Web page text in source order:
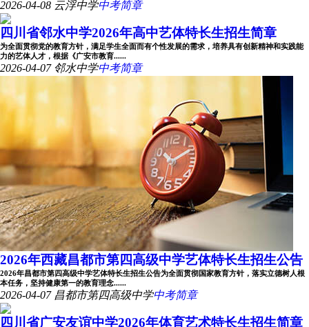
2026-04-08 云浮中学中考简章
四川省邻水中学2026年高中艺体特长生招生简章
为全面贯彻党的教育方针，满足学生全面而有个性发展的需求，培养具有创新精神和实践能
力的艺体人才，根据《广安市教育......
2026-04-07 邻水中学中考简章
2026年西藏昌都市第四高级中学艺体特长生招生公告
2026年昌都市第四高级中学艺体特长生招生公告为全面贯彻国家教育方针，落实立德树人根
本任务，坚持健康第一的教育理念......
2026-04-07 昌都市第四高级中学中考简章
四川省广安友谊中学2026年体育艺术特长生招生简章